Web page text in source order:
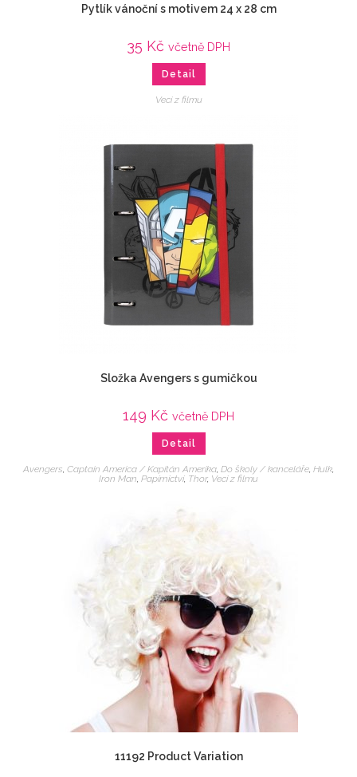
Pytlík vánoční s motivem 24 x 28 cm
35 Kč včetně DPH
Detail
Veci z filmu
Složka Avengers s gumičkou
149 Kč včetně DPH
Detail
Avengers Captain America / Kapitán Amerika Do školy / kanceláře Hulk
Iron Man Papírnictví, Thor, Veci z filmu
11192 Product Variation